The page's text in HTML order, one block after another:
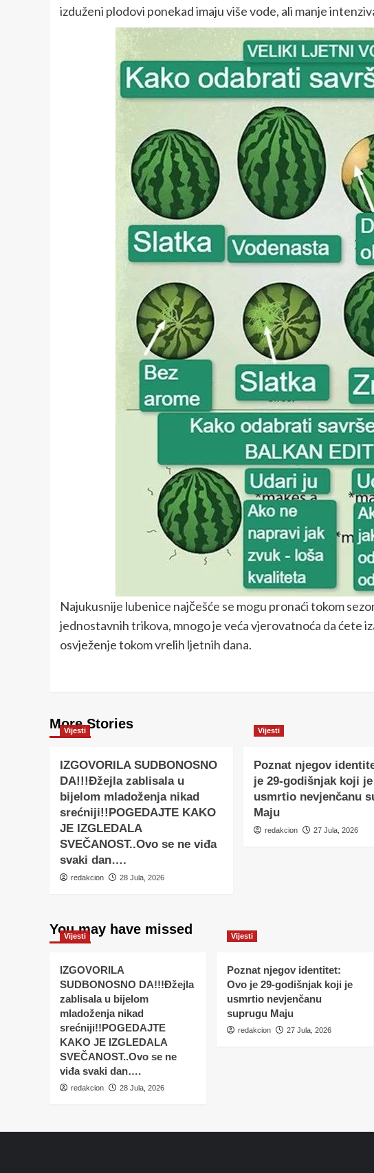
izduženi plodovi ponekad imaju više vode, ali manje
Najukusnije lubenice najčešće se mogu pronaći tokom
jednostavnih trikova, mnogo je veća vjerovatnoća da ćete
osvježenje tokom vrelih ljetnih dana.
More Stories
Vijesti
IZGOVORILA SUDBONOSNO
DA!!!Đžejla zablisala u
bijelom mladoženja nikad
srećniji!!POGEDAJTE KAKO
JE IZGLEDALA
SVEČANOST..Ovo se ne viđa
svaki dan….
redakcion 28 Jula, 2026
Vijesti
Poznat njegov
je 29-godišnjak koji je
usmrtio nevjenčanu
Maju
redakcion 27 Jula, 2026
You may have missed
Vijesti
IZGOVORILA
SUDBONOSNO DA!!!Đžejla
zablisala u bijelom
mladoženja nikad
srećniji!!POGEDAJTE
KAKO JE IZGLEDALA
SVEČANOST..Ovo se ne
viđa svaki dan….
redakcion 28 Jula, 2026
Vijesti
Poznat njegov identitet:
Ovo je 29-godišnjak koji je
usmrtio nevjenčanu
suprugu Maju
redakcion 27 Jula, 2026